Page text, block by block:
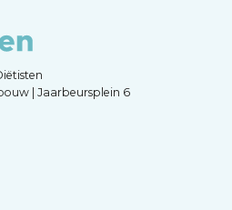
| Jaarbeursplein 6